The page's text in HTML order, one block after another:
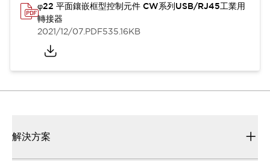
φ22 平面鑲嵌框型控制元件 CW系列USB/RJ45工業用
轉接器
2021/12/07.PDF535.16KB
解決方案